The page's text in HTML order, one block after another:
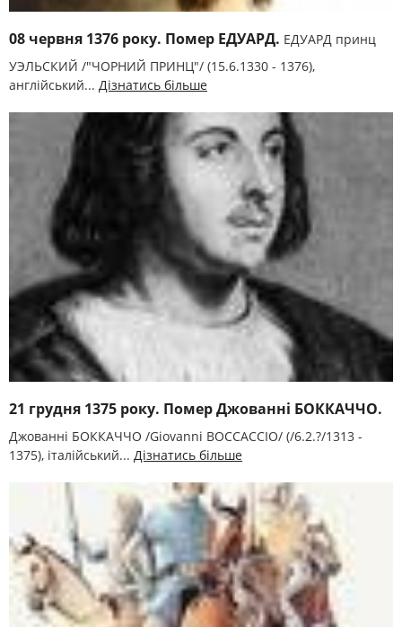
08 червня 1376 року. Помер ЕДУАРД. ЕДУАРД принц
УЭЛЬСКИЙ /"ЧОРНИЙ ПРИНЦ"/ (15.6.1330 - 1376),
англійський... Дізнатись більше
21 грудня 1375 року. Помер Джованні БОККАЧЧО.
Джованні БОККАЧЧО /Giovanni BOCCACCIO/ (/6.2.?/1313 -
1375), італійський... Дізнатись більше